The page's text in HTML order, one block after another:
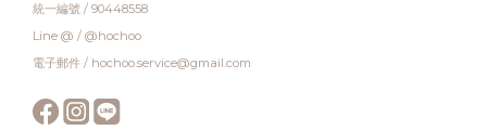
統一編號 / 90448558
Line @ / @hochoo
電子郵件 / hochoo.service@gmail.com